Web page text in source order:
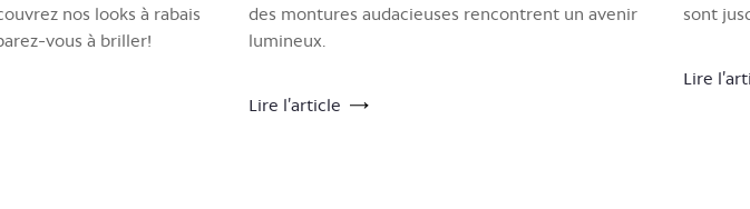
nos looks à rabais
vous à briller!
des montures audacieuses rencontrent un avenir
lumineux.
Lire l’article
sont
Lire